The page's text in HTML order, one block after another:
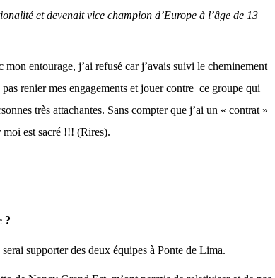
et devenait vice champion d’Europe à l’âge de 13
entourage, j’ai refusé car j’avais suivi le cheminement
renier mes engagements et jouer contre ce groupe qui
très attachantes. Sans compter que j’ai un « contrat »
est sacré !!! (Rires).
?
supporter des deux équipes à Ponte de Lima.